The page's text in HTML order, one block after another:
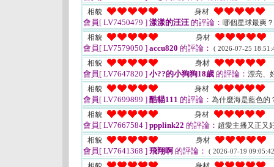
相貌 身材
會員[ LV7450479 ] 漾漾的汪汪 的評論： 哪個星球最爽
相貌
身材
會員[ LV7579050 ] accu820 的評論： ( 2026-07-25
相貌 身材
會員[ LV7647820 ] 小??的小狗狗18歲 的評論： 漂亮、
相貌
身材
會員[ LV7699899 ] 酷貓111 的評論： 為什麼海是藍色的
相貌
身材
會員[ LV7667584 ] ppplink22 的評論： 超愛主播又正又
相貌
身材
會員[ LV7641368 ] 飛翔啊 的評論： ( 2026-07-19